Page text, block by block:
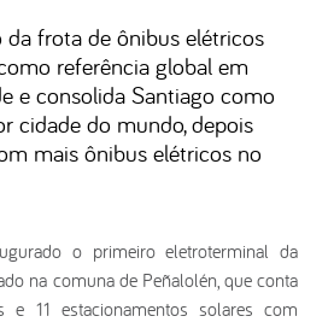
frota de ônibus elétricos
referência global em
e consolida Santiago como
cidade do mundo, depois
mais ônibus elétricos no
o primeiro eletroterminal da
na comuna de Peñalolén, que conta
e 11 estacionamentos solares com